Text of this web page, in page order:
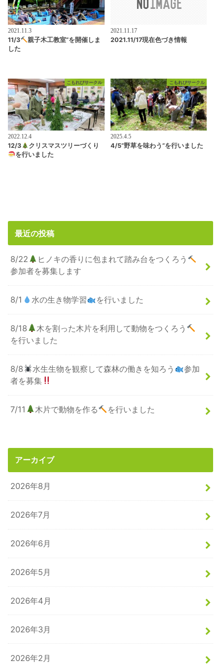
2021.11.3
11/3
親子木工教室”を開催しま
した
2021.11.17
2021.11/17現在色づき情報
こもれびサークル
2022.12.4
12/3
クリスマスツリーづくり
を行いました
こもれびサークル
2025.4.5
4/5”野草を味わう”を行いました
最近の投稿
8/22
ヒノキの香りに包まれて踏み台をつくろう
参加者を募集します
8/1 水の生き物学習 を行いました
8/18
木を割った木片を利用して動物をつくろう
を行いました
8/8 水生生物を観察して森林の働きを知ろう
参加
者を募集
7/11 木片で動物を作る を行いました
アーカイブ
2026年8月
2026年7月
2026年6月
2026年5月
2026年4月
2026年3月
2026年2月